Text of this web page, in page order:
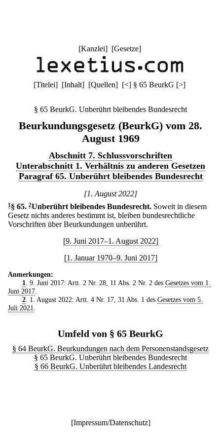
[Kanzlei] [Gesetze]
[Titelei] [Inhalt] [Quellen] [<] § 65 BeurkG [>]
§ 65 BeurkG. Unberührt bleibendes Bundesrecht
Beurkundungsgesetz (BeurkG) vom 28.
August 1969
Abschnitt 7. Schlussvorschriften
Unterabschnitt 1. Verhältnis zu anderen Gesetzen
Paragraf 65. Unberührt bleibendes Bundesrecht
[1. August 2022]
1 § 65. 2Unberührt bleibendes Bundesrecht. Soweit in diesem
Gesetz nichts anderes bestimmt ist, bleiben bundesrechtliche
Vorschriften über Beurkundungen unberührt.
[9. Juni 2017–1. August 2022]
[1. Januar 1970–9. Juni 2017]
Anmerkungen:
1
. 9. Juni 2017: Artt. 2 Nr. 28, 11 Abs. 2 Nr. 2 des Gesetzes vom 1.
Juni 2017
2. 1. August 2022: Artt. 4 Nr. 17, 31 Abs. 1 des Gesetzes vom 5.
Juli 2021
Umfeld von § 65 BeurkG
§ 64 BeurkG. Beurkundungen nach dem Personenstandsgesetz
§ 65 BeurkG. Unberührt bleibendes Bundesrecht
§ 66 BeurkG. Unberührt bleibendes Landesrecht
[Impressum/Datenschutz]